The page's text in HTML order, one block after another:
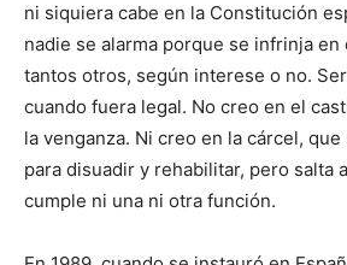
ni siquiera cabe en la Constitución
nadie se alarma porque se infrinja
tantos otros, según interese o no.
cuando fuera legal. No creo en el
la venganza. Ni creo en la cárcel,
para disuadir y rehabilitar, pero salta
cumple ni una ni otra función.